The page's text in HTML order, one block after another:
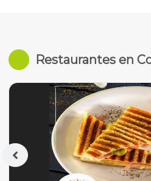
Restaurantes en